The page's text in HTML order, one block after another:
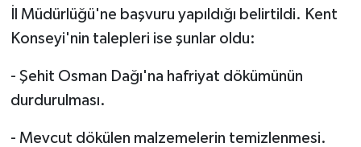
İl Müdürlüğü'ne başvuru yapıldığı belirtildi. Kent
Konseyi'nin talepleri ise şunlar oldu:
- Şehit Osman Dağı'na hafriyat dökümünün
durdurulması.
- Mevcut dökülen malzemelerin temizlenmesi.